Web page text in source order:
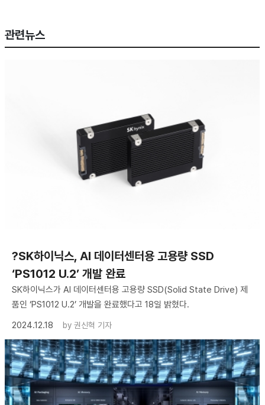
관련뉴스
?SK하이닉스, AI 데이터센터용 고용량 SSD
‘PS1012 U.2’ 개발 완료
SK하이닉스가 AI 데이터센터용 고용량 SSD(Solid State Drive) 제
품인 ‘PS1012 U.2’ 개발을 완료했다고 18일 밝혔다.
2024.12.18
by 권신혁 기자